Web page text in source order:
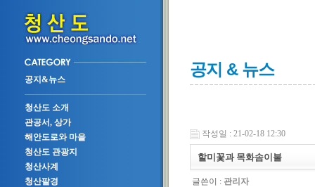
공지&뉴스
청산도 소개
관공서, 상가
해안도로와 마을
청산도 관광지
청산사계
청산팔경
공지 & 뉴스
작성일 : 21-02-18 12:30
할미꽃과 목화솜이불
글쓴이 : 관리자